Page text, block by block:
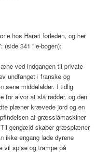
hos Harari forleden, og her
(side 341 i e-bogen):
ved indgangen til private
undfanget i franske og
sene middelalder. I tidlig
for alvor at slå rødder, og den
plæner krævede jord og en
af græsslåmaskiner
gengæld skaber græsplæner
ikke engang lade dyrene
vil spise og trampe på